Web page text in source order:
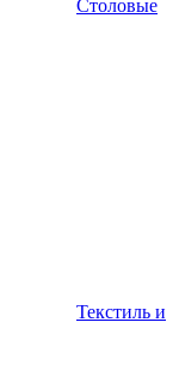
Столовые
Текстиль и